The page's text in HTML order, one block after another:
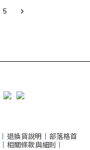
5
退換貨說明
部落格首
相關條款與細則